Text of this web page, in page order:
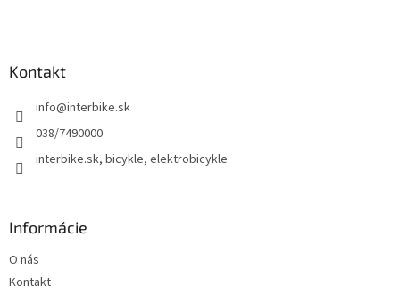
Kontakt
info@interbike.sk
038/7490000
interbike.sk, bicykle, elektrobicykle
Informácie
O nás
Kontakt